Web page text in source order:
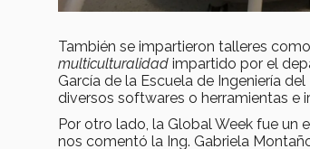
También se impartieron talleres
multiculturalidad impartido por el
García de la Escuela de Ingeniería
diversos softwares o herramientas e
Por otro lado, la Global Week fue un
nos comentó la Ing. Gabriela